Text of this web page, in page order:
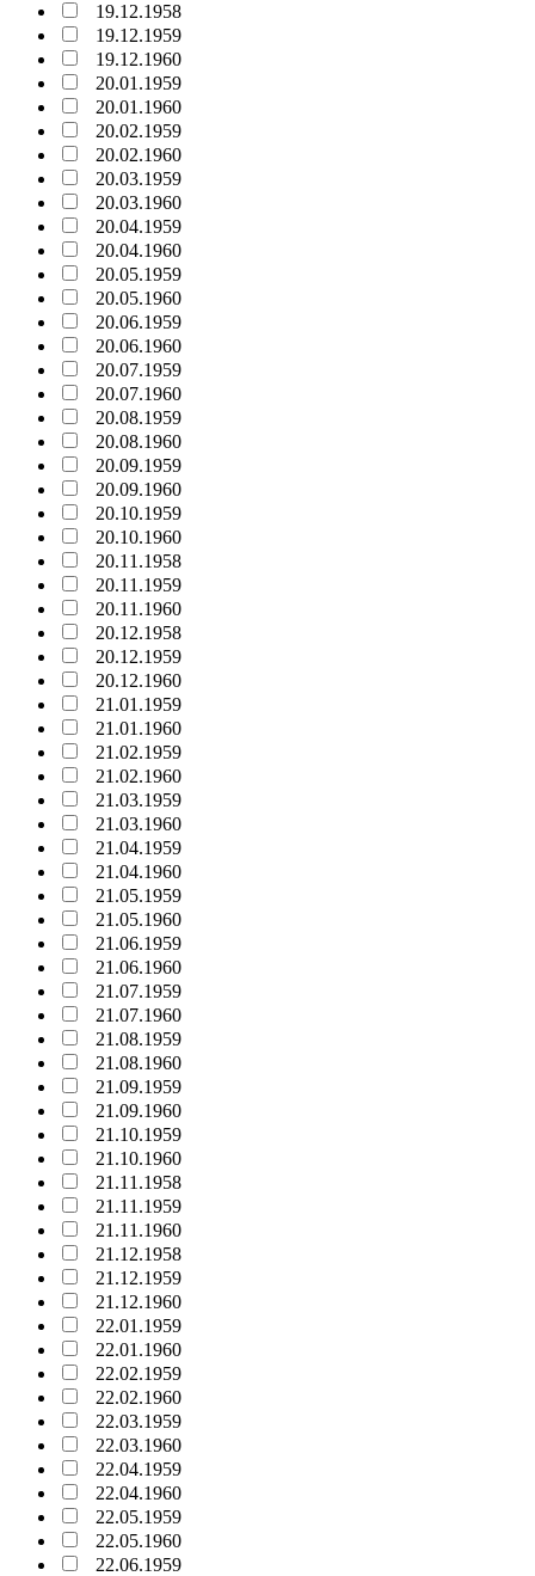
19.12.1958
19.12.1959
19.12.1960
20.01.1959
20.01.1960
20.02.1959
20.02.1960
20.03.1959
20.03.1960
20.04.1959
20.04.1960
20.05.1959
20.05.1960
20.06.1959
20.06.1960
20.07.1959
20.07.1960
20.08.1959
20.08.1960
20.09.1959
20.09.1960
20.10.1959
20.10.1960
20.11.1958
20.11.1959
20.11.1960
20.12.1958
20.12.1959
20.12.1960
21.01.1959
21.01.1960
21.02.1959
21.02.1960
21.03.1959
21.03.1960
21.04.1959
21.04.1960
21.05.1959
21.05.1960
21.06.1959
21.06.1960
21.07.1959
21.07.1960
21.08.1959
21.08.1960
21.09.1959
21.09.1960
21.10.1959
21.10.1960
21.11.1958
21.11.1959
21.11.1960
21.12.1958
21.12.1959
21.12.1960
22.01.1959
22.01.1960
22.02.1959
22.02.1960
22.03.1959
22.03.1960
22.04.1959
22.04.1960
22.05.1959
22.05.1960
22.06.1959